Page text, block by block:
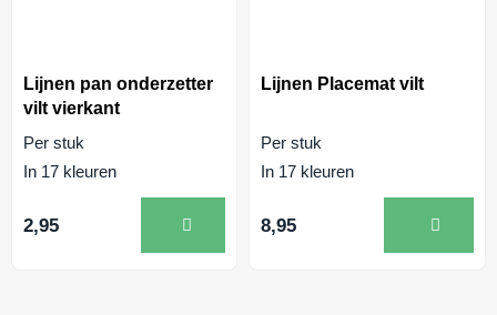
Lijnen pan onderzetter
vilt vierkant
Per stuk
In 17 kleuren
2,95
Lijnen Placemat vilt
Per stuk
In 17 kleuren
8,95